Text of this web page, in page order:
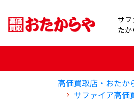
サ
たか
高価買取店・おたか
サファイア高価